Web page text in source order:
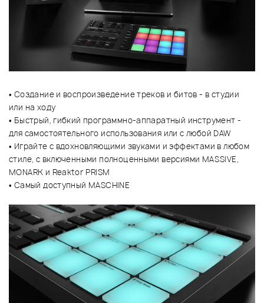
• Создание и воспроизведение треков и битов - в студии
или на ходу
• Быстрый, гибкий программно-аппаратный инструмент -
для самостоятельного использования или с любой DAW
• Играйте с вдохновляющими звуками и эффектами в любом
стиле, с включенными полноценными версиями MASSIVE,
MONARK и Reaktor PRISM
• Самый доступный MASCHINE